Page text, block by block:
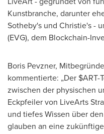
Kunstbranche, darunter
Sotheby's und Christie's -
(EVG), dem Blockchain-
Boris Pevzner,
kommentierte: „Der
zwischen der physischen
Eckpfeiler von LiveArts
und tiefes Wissen über
glauben an eine